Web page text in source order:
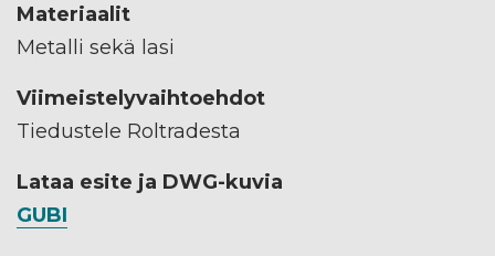
Materiaalit
Metalli sekä lasi
Viimeistelyvaihtoehdot
Tiedustele Roltradesta
Lataa esite ja DWG-kuvia
GUBI